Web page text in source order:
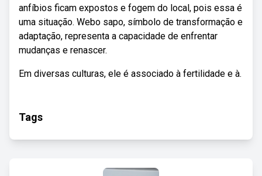
anfíbios ficam expostos e fogem do local, pois essa é
uma situação. Webo sapo, símbolo de transformação e
adaptação, representa a capacidade de enfrentar
mudanças e renascer.
Em diversas culturas, ele é associado à fertilidade e à.
Tags